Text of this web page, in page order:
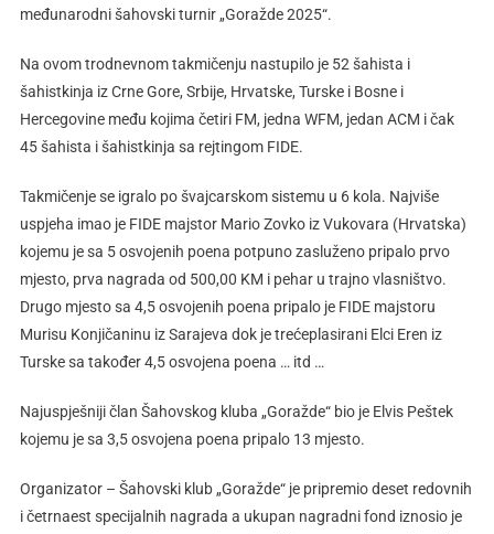
međunarodni šahovski turnir „Goražde 2025“.
Na ovom trodnevnom takmičenju nastupilo je 52 šahista i
šahistkinja iz Crne Gore, Srbije, Hrvatske, Turske i Bosne i
Hercegovine među kojima četiri FM, jedna WFM, jedan ACM i čak
45 šahista i šahistkinja sa rejtingom FIDE.
Takmičenje se igralo po švajcarskom sistemu u 6 kola. Najviše
uspjeha imao je FIDE majstor Mario Zovko iz Vukovara (Hrvatska)
kojemu je sa 5 osvojenih poena potpuno zasluženo pripalo prvo
mjesto, prva nagrada od 500,00 KM i pehar u trajno vlasništvo.
Drugo mjesto sa 4,5 osvojenih poena pripalo je FIDE majstoru
Murisu Konjičaninu iz Sarajeva dok je trećeplasirani Elci Eren iz
Turske sa također 4,5 osvojena poena … itd …
Najuspješniji član Šahovskog kluba „Goražde“ bio je Elvis Peštek
kojemu je sa 3,5 osvojena poena pripalo 13 mjesto.
Organizator – Šahovski klub „Goražde“ je pripremio deset redovnih
i četrnaest specijalnih nagrada a ukupan nagradni fond iznosio je